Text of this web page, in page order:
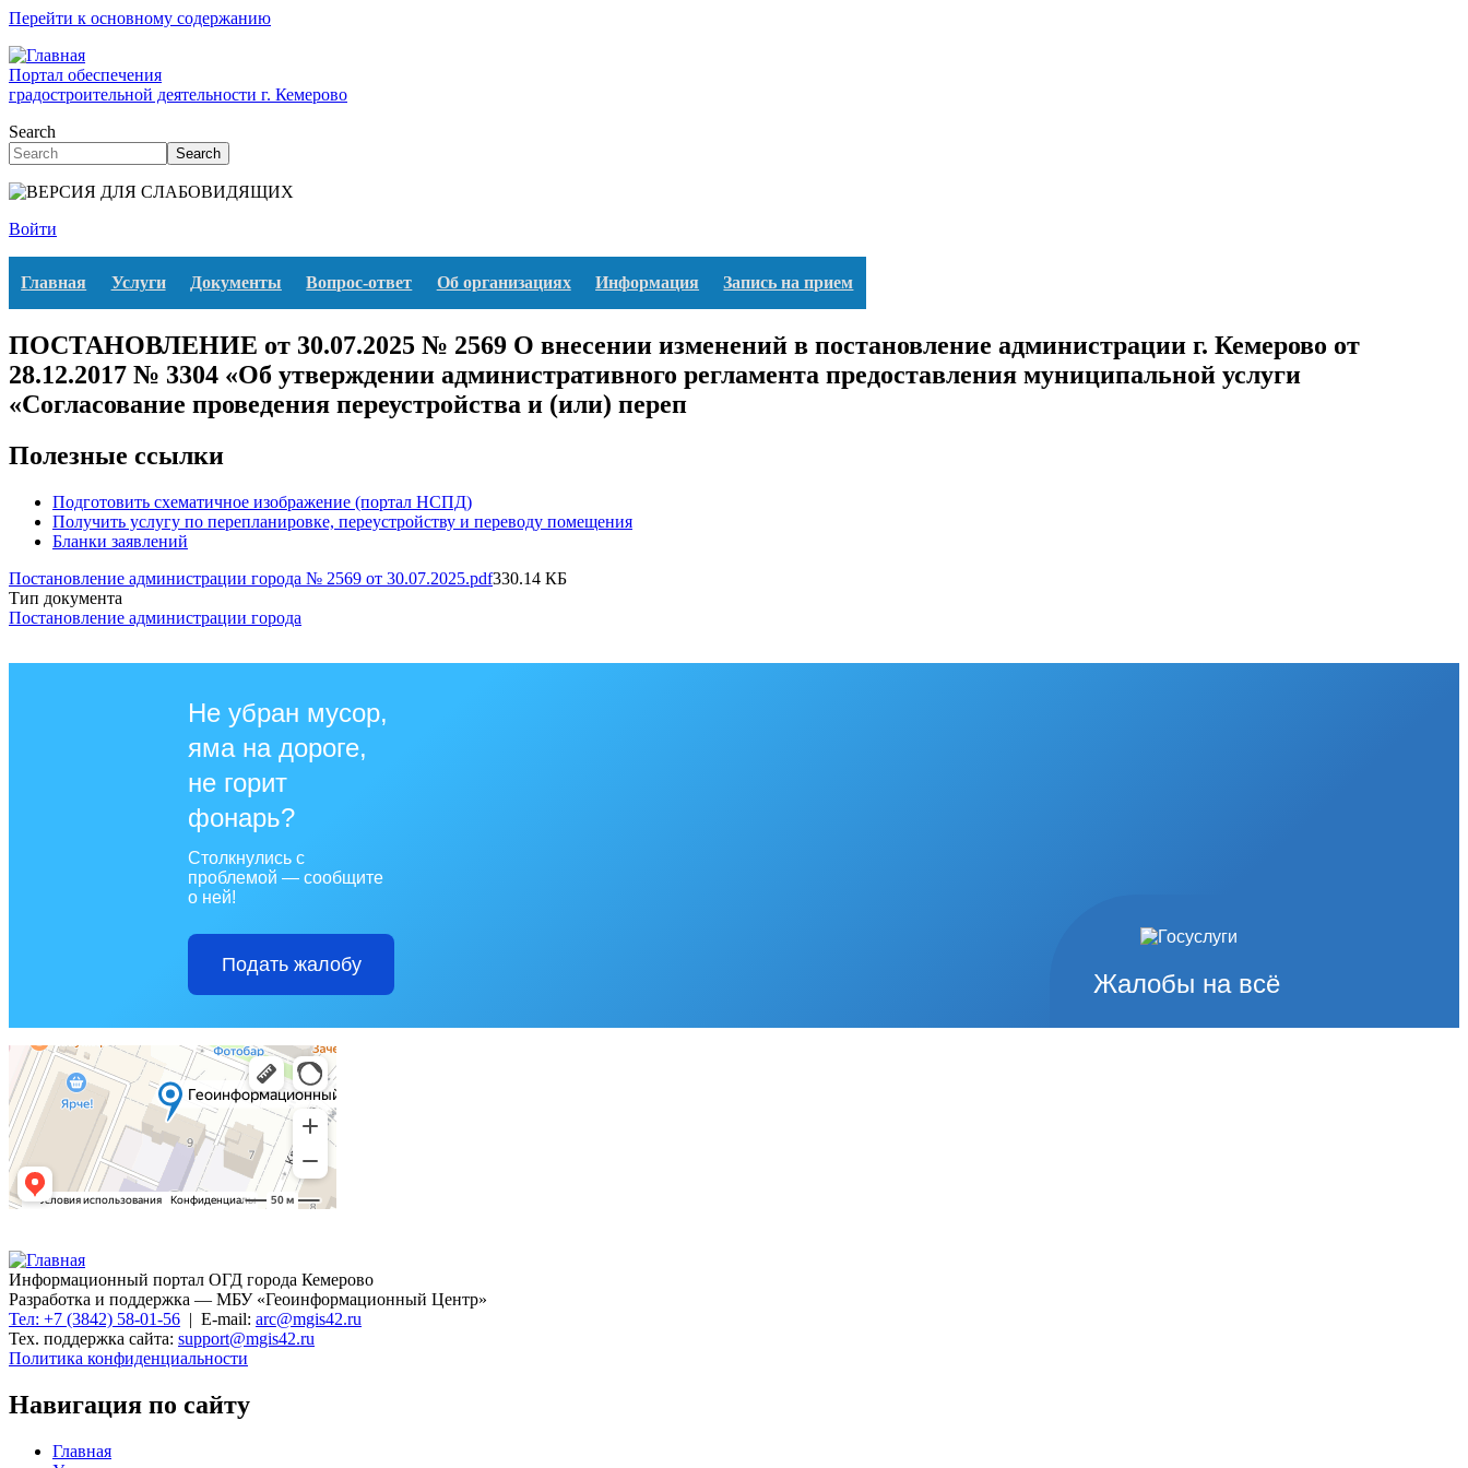
Перейти к основному содержанию
Портал обеспечения
градостроительной деятельности г. Кемерово
Search
Search
Войти
Главная Услуги Документы Вопрос-ответ Об организациях Информация Запись на прием
ПОСТАНОВЛЕНИЕ от 30.07.2025 № 2569 О внесении изменений в постановление администрации г. Кемерово от
28.12.2017 № 3304 «Об утверждении административного регламента предоставления муниципальной услуги
«Согласование проведения переустройства и (или) переп
Полезные ссылки
Подготовить схематичное изображение (портал НСПД)
Получить услугу по перепланировке, переустройству и переводу помещения
Бланки заявлений
Постановление администрации города № 2569 от 30.07.2025.pdf330.14 КБ
Тип документа
Постановление администрации города
Жалобы на всё
Не убран мусор,
яма на дороге,
не горит
фонарь?
Столкнулись с
проблемой — сообщите
о ней!
Подать жалобу
Информационный портал ОГД города Кемерово
Разработка и поддержка — МБУ «Геоинформационный Центр»
Тел: +7 (3842) 58-01-56 | E-mail: arc@mgis42.ru
Тех. поддержка сайта: support@mgis42.ru
Политика конфиденциальности
Навигация по сайту
Главная